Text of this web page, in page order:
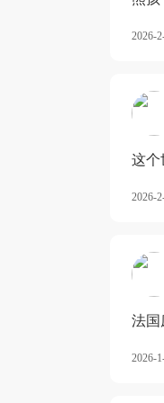
2026-
这个
2026-
法国
2026-